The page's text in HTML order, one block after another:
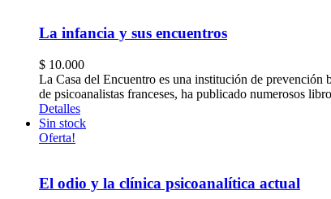
La infancia y sus encuentros
$ 10.000
La Casa del Encuentro es una institución de prevención
de psicoanalistas franceses, ha publicado numerosos
Detalles
Sin stock
Oferta!
El odio y la clínica psicoanalítica actual